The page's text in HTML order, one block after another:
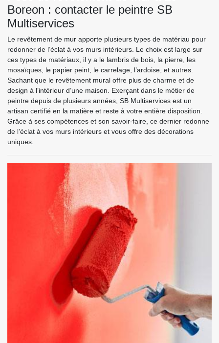
Boreon : contacter le peintre SB
Multiservices
Le revêtement de mur apporte plusieurs types de matériau pour
redonner de l’éclat à vos murs intérieurs. Le choix est large sur
ces types de matériaux, il y a le lambris de bois, la pierre, les
mosaïques, le papier peint, le carrelage, l’ardoise, et autres.
Sachant que le revêtement mural offre plus de charme et de
design à l’intérieur d’une maison. Exerçant dans le métier de
peintre depuis de plusieurs années, SB Multiservices est un
artisan certifié en la matière et reste à votre entière disposition.
Grâce à ses compétences et son savoir-faire, ce dernier redonne
de l’éclat à vos murs intérieurs et vous offre des décorations
uniques.